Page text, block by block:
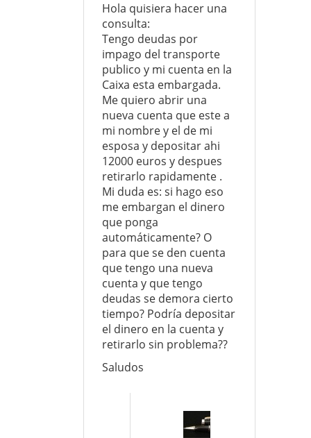
Hola quisiera hacer una
consulta:
Tengo deudas por
impago del transporte
publico y mi cuenta en la
Caixa esta embargada.
Me quiero abrir una
nueva cuenta que este a
mi nombre y el de mi
esposa y depositar ahi
12000 euros y despues
retirarlo rapidamente .
Mi duda es: si hago eso
me embargan el dinero
que ponga
automáticamente? O
para que se den cuenta
que tengo una nueva
cuenta y que tengo
deudas se demora cierto
tiempo? Podría depositar
el dinero en la cuenta y
retirarlo sin problema??
Saludos